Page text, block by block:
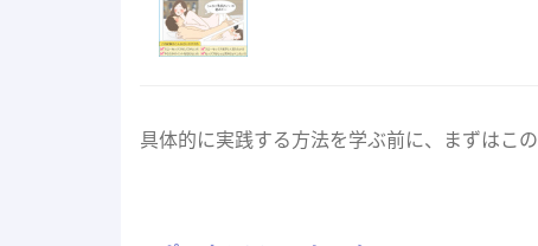
具体的に実践する方法を学ぶ前に、まずはこの